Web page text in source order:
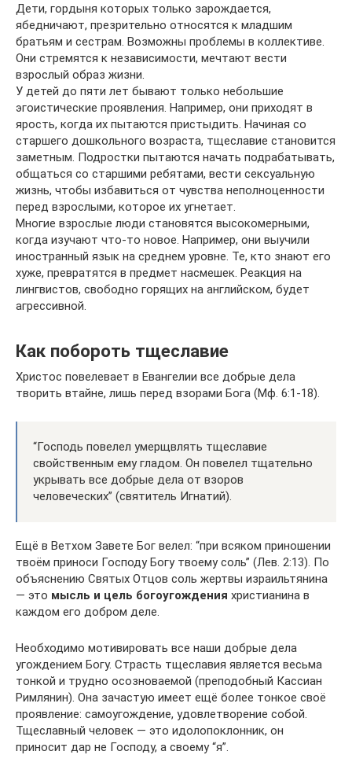
Дети, гордыня которых только зарождается,
ябедничают, презрительно относятся к младшим
братьям и сестрам. Возможны проблемы в коллективе.
Они стремятся к независимости, мечтают вести
взрослый образ жизни.
У детей до пяти лет бывают только небольшие
эгоистические проявления. Например, они приходят в
ярость, когда их пытаются пристыдить. Начиная со
старшего дошкольного возраста, тщеславие становится
заметным. Подростки пытаются начать подрабатывать,
общаться со старшими ребятами, вести сексуальную
жизнь, чтобы избавиться от чувства неполноценности
перед взрослыми, которое их угнетает.
Многие взрослые люди становятся высокомерными,
когда изучают что-то новое. Например, они выучили
иностранный язык на среднем уровне. Те, кто знают его
хуже, превратятся в предмет насмешек. Реакция на
лингвистов, свободно горящих на английском, будет
агрессивной.
Как побороть тщеславие
Христос повелевает в Евангелии все добрые дела
творить втайне, лишь перед взорами Бога (Мф. 6:1-18).
“Господь повелел умерщвлять тщеславие
свойственным ему гладом. Он повелел тщательно
укрывать все добрые дела от взоров
человеческих” (святитель Игнатий).
Ещё в Ветхом Завете Бог велел: “при всяком приношении
твоём приноси Господу Богу твоему соль” (Лев. 2:13). По
объяснению Святых Отцов соль жертвы израильтянина
— это мысль и цель богоугождения христианина в
каждом его добром деле.
Необходимо мотивировать все наши добрые дела
угождением Богу. Страсть тщеславия является весьма
тонкой и трудно осозноваемой (преподобный Кассиан
Римлянин). Она зачастую имеет ещё более тонкое своё
проявление: самоугождение, удовлетворение собой.
Тщеславный человек — это идолопоклонник, он
приносит дар не Господу, а своему “я”.